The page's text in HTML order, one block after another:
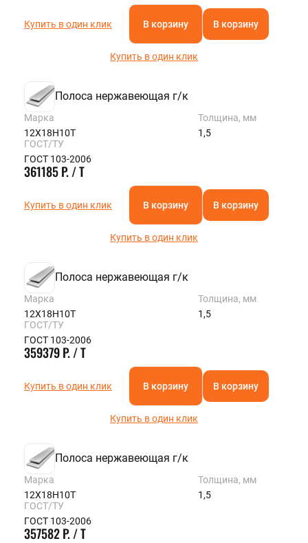
Купить в один клик В корзину В корзину
Купить в один клик
Полоса нержавеющая г/к
Марка
12Х18Н10Т
Толщина, мм
1,5
ГОСТ/ТУ
ГОСТ 103-2006
361185 Р. / Т
Купить в один клик В корзину В корзину
Купить в один клик
Полоса нержавеющая г/к
Марка
12Х18Н10Т
Толщина, мм
1,5
ГОСТ/ТУ
ГОСТ 103-2006
359379 Р. / Т
Купить в один клик В корзину В корзину
Купить в один клик
Полоса нержавеющая г/к
Марка
12Х18Н10Т
Толщина, мм
1,5
ГОСТ/ТУ
ГОСТ 103-2006
357582 Р. / Т